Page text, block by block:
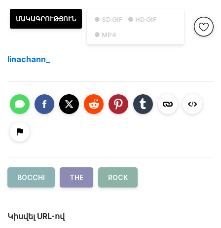
● SD GIF
● HD GIF
● MP4
ՄԱԿԱԳՐՈՒԹՅՈՒՆ
linachann_
BOCCHI THE ROCK
Կիսվել URL-ով